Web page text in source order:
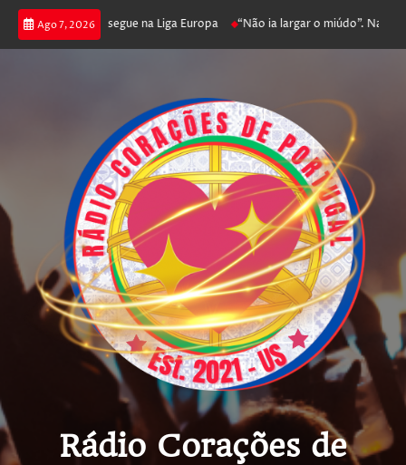
Ago 7, 2026
poker e prossegue na Liga Europa “Não ia largar o miúdo”.
Rádio Corações de